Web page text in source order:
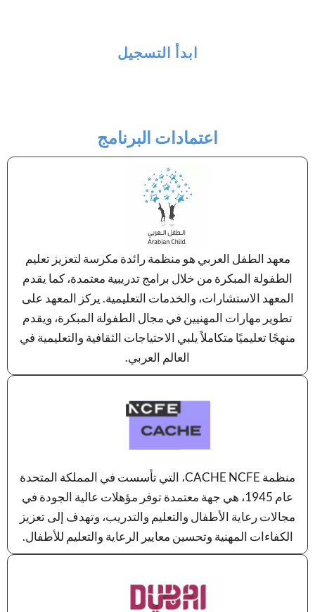
ابدأ التسجيل
اعتمادات البرنامج
معهد الطفل العربي هو منظمة رائدة مكرسة لتعزيز تعليم
الطفولة المبكرة من خلال برامج تدريبية معتمدة، كما يقدم
المعهد الاستشارات، والخدمات التعليمية. يركز المعهد على
تطوير مهارات المهنيين في مجال الطفولة المبكرة، ويقدم
منهجًا تعليميًا متكاملاً يلبي الاحتياجات الثقافية والتعليمية في
العالم العربي.
منظمة CACHE NCFE، التي تأسست في المملكة المتحدة
عام 1945، هي جهة معتمدة توفر مؤهلات عالية الجودة في
مجالات رعاية الأطفال والتعليم والتدريب، وتهدف إلى تعزيز
الكفاءات المهنية وتحسين معايير الرعاية والتعليم للأطفال.